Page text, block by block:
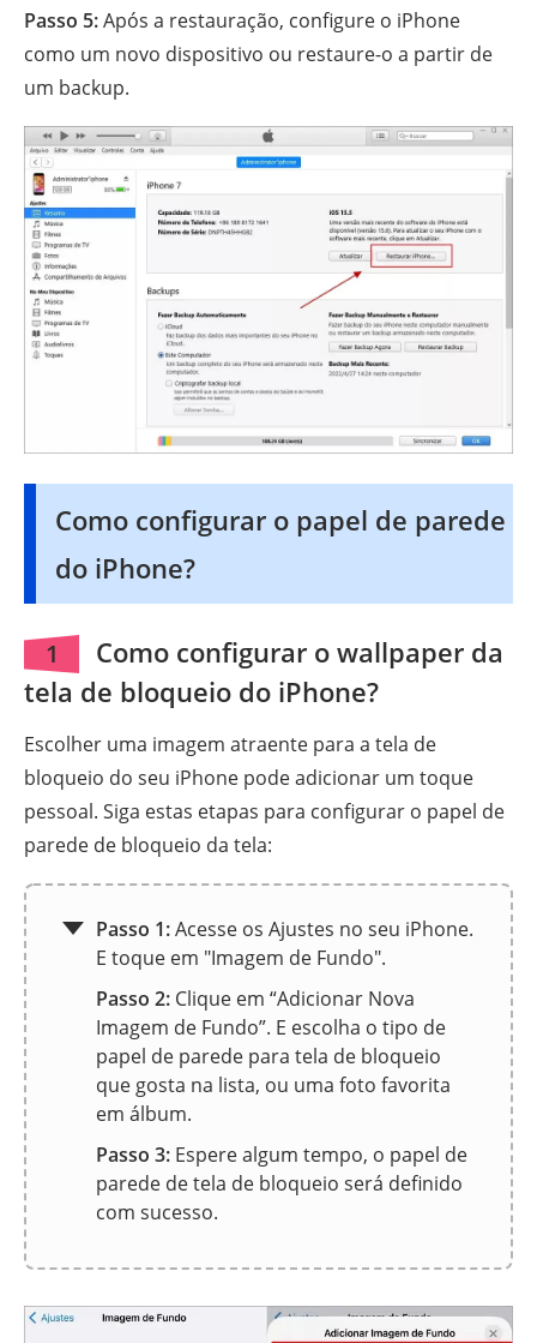
Passo 5:Após a restauração, configure o iPhone
como um novo dispositivo ou restaure-o a partir de
um backup.
Como configurar o papel de parede
do iPhone?
1
Como configurar o wallpaper da
tela de bloqueio do iPhone?
Escolher uma imagem atraente para a tela de
bloqueio do seu iPhone pode adicionar um toque
pessoal. Siga estas etapas para configurar o papel de
parede de bloqueio da tela:
Passo 1:Acesse os Ajustes no seu iPhone.
E toque em "Imagem de Fundo".
Passo 2: Clique em “Adicionar Nova
Imagem de Fundo”. E escolha o tipo de
papel de parede para tela de bloqueio
que gosta na lista, ou uma foto favorita
em álbum.
Passo 3: Espere algum tempo, o papel de
parede de tela de bloqueio será definido
com sucesso.